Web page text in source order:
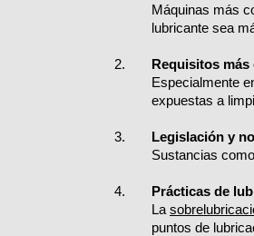
Máquinas más
lubricante sea
Requisitos
Especialmente
expuestas a
Legislación y
Sustancias como
Prácticas de
La
puntos de